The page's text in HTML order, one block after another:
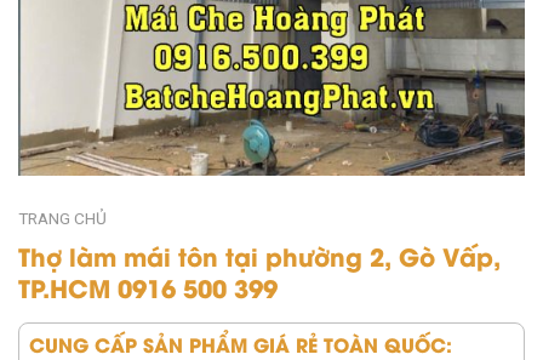
TRANG CHỦ
Thợ làm mái tôn tại phường 2, Gò Vấp,
TP.HCM 0916 500 399
CUNG CẤP SẢN PHẨM GIÁ RẺ TOÀN QUỐC: